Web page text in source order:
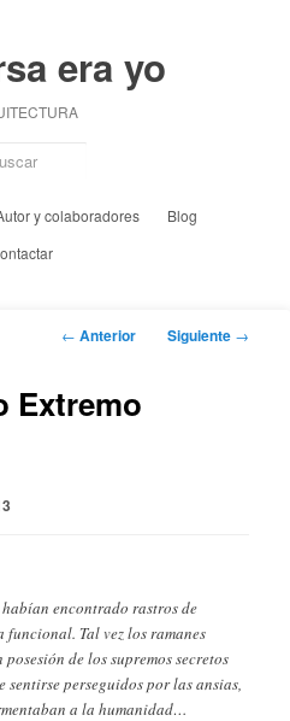
era yo
y colaboradores
Blog
Navegación
← Anterior Siguiente →
Extremo
encontrado rastros de
Tal vez los ramanes
de los supremos secretos
perseguidos por las ansias,
a la humanidad…